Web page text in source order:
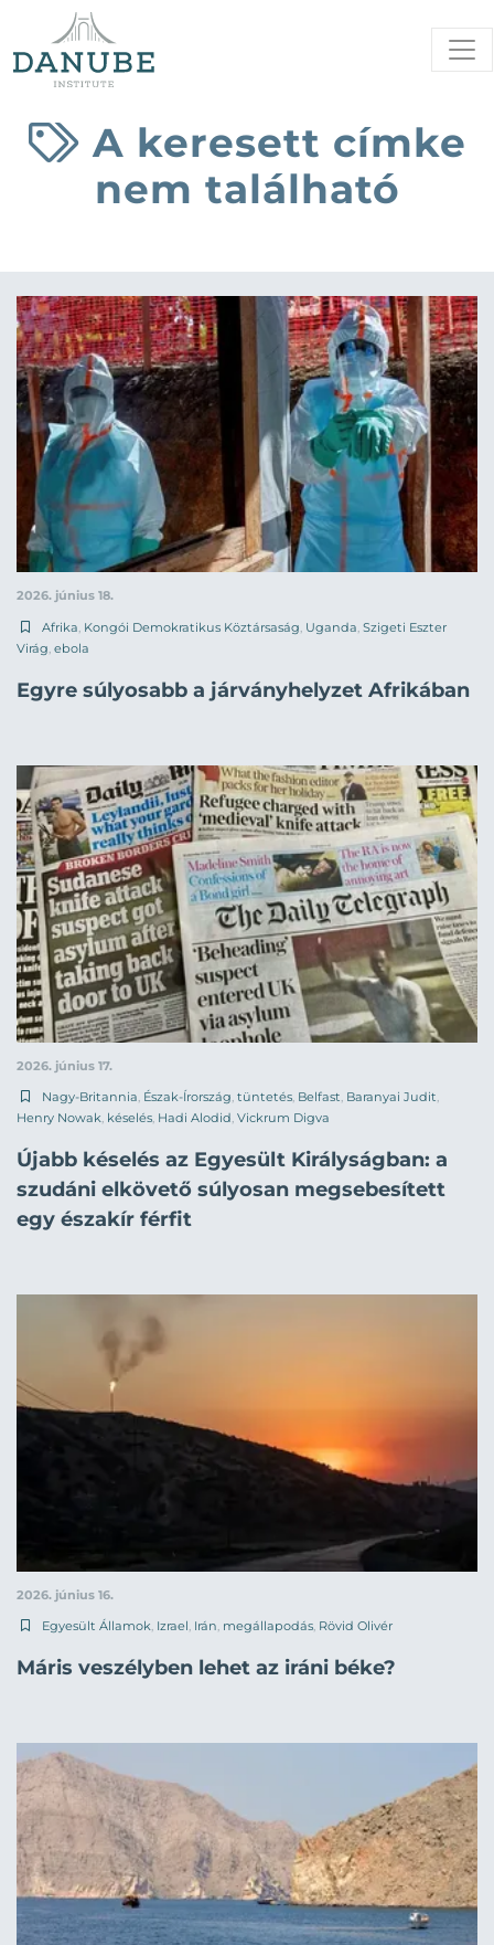
A keresett címke
nem található
2026. június 18.
Afrika Kongói Demokratikus Köztársaság Uganda Szigeti Eszter
Virág ebola
Egyre súlyosabb a járványhelyzet Afrikában
2026. június 17.
Nagy-Britannia Észak-Írország tüntetés Belfast Baranyai Judit
Henry Nowak késelés Hadi Alodid Vickrum Digva
Újabb késelés az Egyesült Királyságban: a
szudáni elkövető súlyosan megsebesített
egy északír férfit
2026. június 16.
Egyesült Államok, Izrael, Irán, megállapodás, Rövid Olivér
Máris veszélyben lehet az iráni béke?